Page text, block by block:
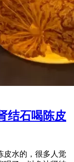
结石喝陈皮
皮水的，很多人觉